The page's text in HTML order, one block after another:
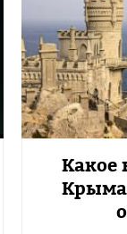
Какое
Крыма